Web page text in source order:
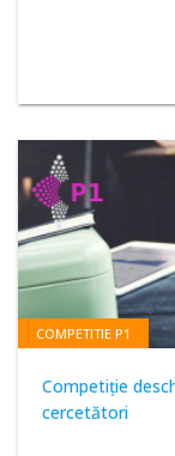
COMPETITIE P1
Competiţie
cercetători